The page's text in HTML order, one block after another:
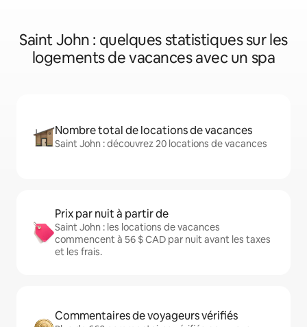
Saint John : quelques statistiques sur les
logements de vacances avec un spa
Nombre total de locations de vacances
Saint John : découvrez 20 locations de vacances
Prix par nuit à partir de
Saint John : les locations de vacances
commencent à 56 $ CAD par nuit avant les taxes
et les frais.
Commentaires de voyageurs vérifiés